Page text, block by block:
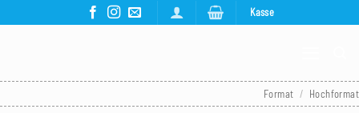
Kasse
Format / Hochformat